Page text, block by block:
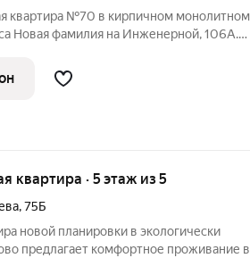
№70 в кирпичном монолитном
Новая фамилия на Инженерной, 106А.
чтобы выбрать квартиру в новом
квартира · 5 этаж из 5
,75Б
новой планировки в экологически
предлагает комфортное проживание в